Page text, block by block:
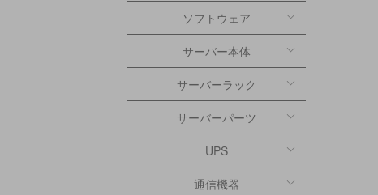
ソフトウェア
サーバー本体
サーバーラック
サーバーパーツ
UPS
通信機器